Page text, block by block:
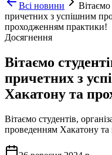
Всі новини
Вітаємо
причетних з успішним
проходженням практики!
Досягнення
Вітаємо
причетних з
Хакатону та
Вітаємо студентів,
проведенням Хакатону